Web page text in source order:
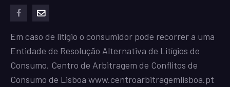
Em caso de litígio o consumidor pode recorrer a uma
Entidade de Resolução Alternativa de Litígios de
Consumo. Centro de Arbitragem de Conflitos de
Consumo de Lisboa www.centroarbitragemlisboa.pt